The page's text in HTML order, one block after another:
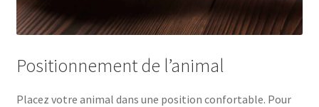
Positionnement de l’animal
Placez votre animal dans une position confortable. Pour